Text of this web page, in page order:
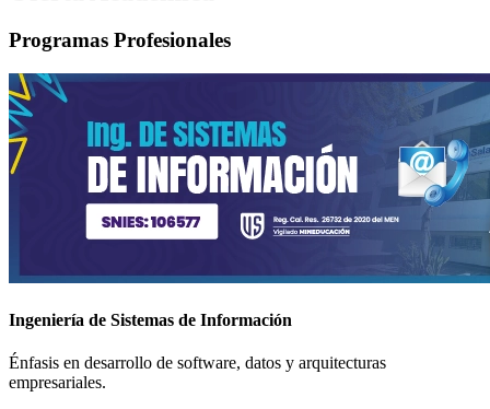
Programas Profesionales
Ingeniería de Sistemas de Información
Énfasis en desarrollo de software, datos y arquitecturas
empresariales.